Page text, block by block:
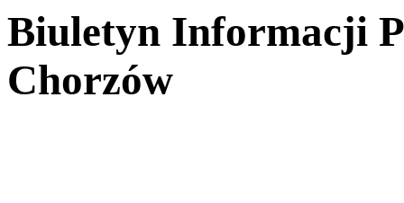
Biuletyn Informacji
Chorzów